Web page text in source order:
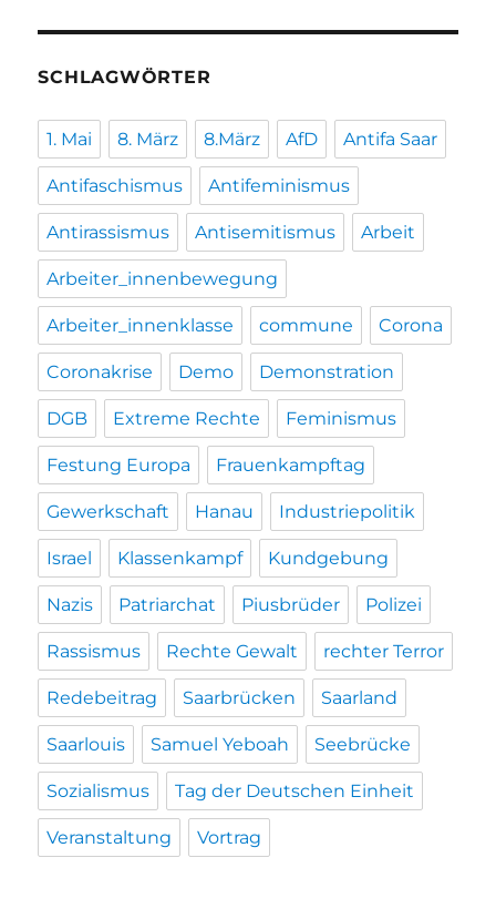
SCHLAGWÖRTER
1. Mai 8. März 8.März AfD Antifa Saar
Antifaschismus Antifeminismus
Antirassismus Antisemitismus Arbeit
Arbeiter_innenbewegung
Arbeiter_innenklasse commune Corona
Coronakrise Demo Demonstration
DGB Extreme Rechte Feminismus
Festung Europa Frauenkampftag
Gewerkschaft Hanau Industriepolitik
Israel Klassenkampf Kundgebung
Nazis Patriarchat Piusbrüder Polizei
Rassismus Rechte Gewalt rechter Terror
Redebeitrag Saarbrücken Saarland
Saarlouis Samuel Yeboah Seebrücke
Sozialismus Tag der Deutschen Einheit
Veranstaltung Vortrag